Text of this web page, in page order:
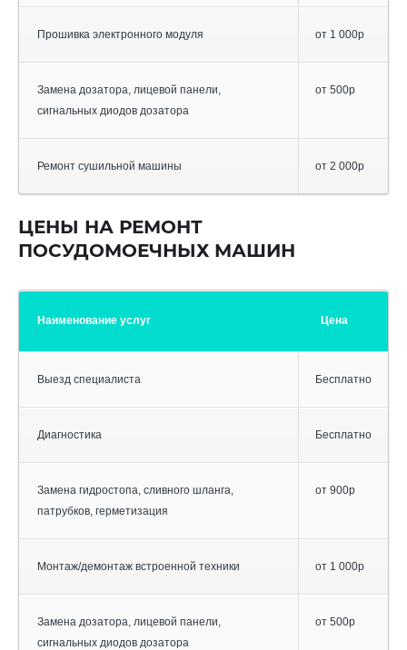
Прошивка электронного модуля от 1 000р
Замена дозатора, лицевой панели,
сигнальных диодов дозатора
от 500р
Ремонт сушильной машины от 2 000р
ЦЕНЫ НА РЕМОНТ
ПОСУДОМОЕЧНЫХ МАШИН
Наименование услуг Цена
Выезд специалиста Бесплатно
Диагностика Бесплатно
Замена гидростопа, сливного шланга,
патрубков, герметизация
от 900р
Монтаж/демонтаж встроенной техники от 1 000р
Замена дозатора, лицевой панели,
сигнальных диодов дозатора
от 500р